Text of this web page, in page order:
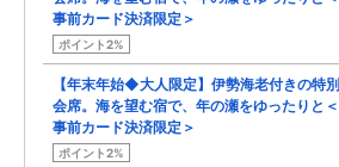
事前カード決済限定＞
ポイント2%
【年末年始◆大人限定】伊勢海老付きの特別
会席。海を望む宿で、年の瀬をゆったりと＜
事前カード決済限定＞
ポイント2%